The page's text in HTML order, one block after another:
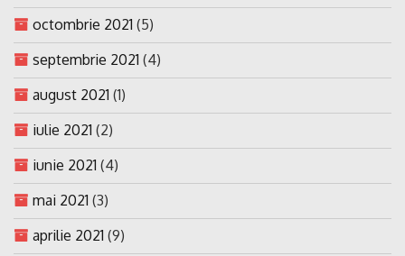
octombrie 2021 (5)
septembrie 2021 (4)
august 2021 (1)
iulie 2021 (2)
iunie 2021 (4)
mai 2021 (3)
aprilie 2021 (9)